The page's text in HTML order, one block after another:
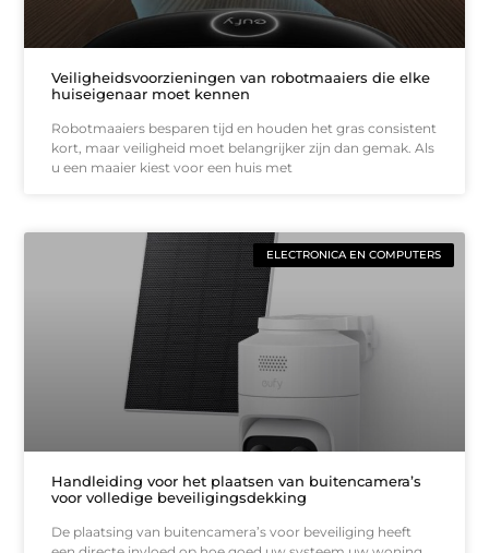
Veiligheidsvoorzieningen van robotmaaiers die elke
huiseigenaar moet kennen
Robotmaaiers besparen tijd en houden het gras consistent
kort, maar veiligheid moet belangrijker zijn dan gemak. Als
u een maaier kiest voor een huis met
ELECTRONICA EN COMPUTERS
Handleiding voor het plaatsen van buitencamera’s
voor volledige beveiligingsdekking
De plaatsing van buitencamera’s voor beveiliging heeft